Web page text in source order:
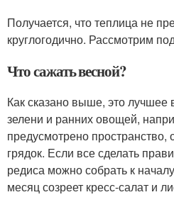
Получается, что теплица не
круглогодично. Рассмотрим
Что сажать весной?
Как сказано выше, это
зелени и ранних овощей,
предусмотрено
грядок. Если все сделать
редиса можно собрать к
месяц созреет кресс-салат и